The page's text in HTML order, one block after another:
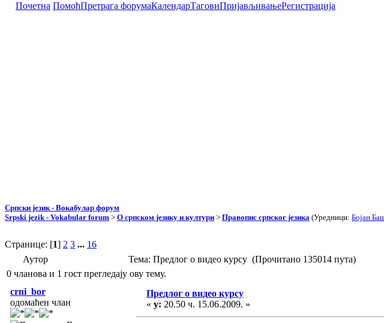
Почетна ПомоћПретрага форумаКалендарТаговиПријављивањеРегистрација
Српски језик - Вокабулар форум
Srpski jezik - Vokabular forum > О српском језику и култури > Правопис српског језика (Уредници: Бојан
Странице: [1] 2 3 ... 16
Аутор
Тема: Предлог о видео курсу (Прочитано 135014 пута)
0 чланова и 1 гост прегледају ову тему.
crni_bor
одомаћен члан
Предлог о видео курсу
« у: 20.50 ч. 15.06.2009. »